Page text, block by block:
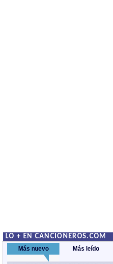
LO + EN CANCIONEROS.COM
Más nuevo Más leído